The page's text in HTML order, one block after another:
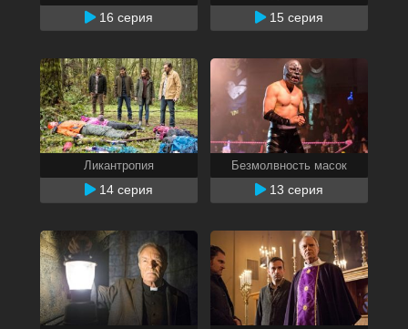
16 серия 15 серия
Ликантропия
14 серия
Безмолвность масок
13 серия